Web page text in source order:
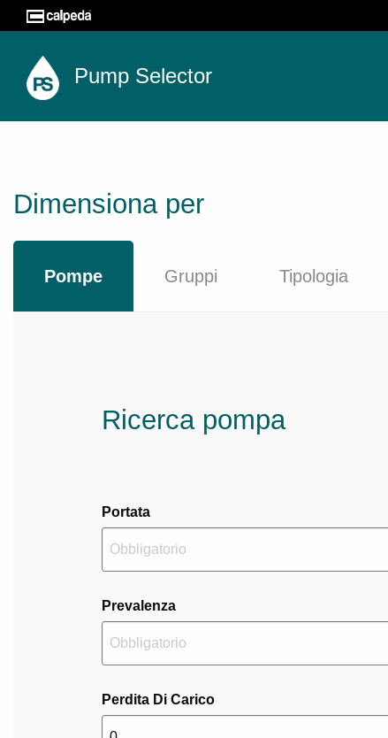
Pump Selector
Dimensiona per
Pompe Gruppi Tipologia
Ricerca pompa
Portata
Prevalenza
Perdita Di Carico